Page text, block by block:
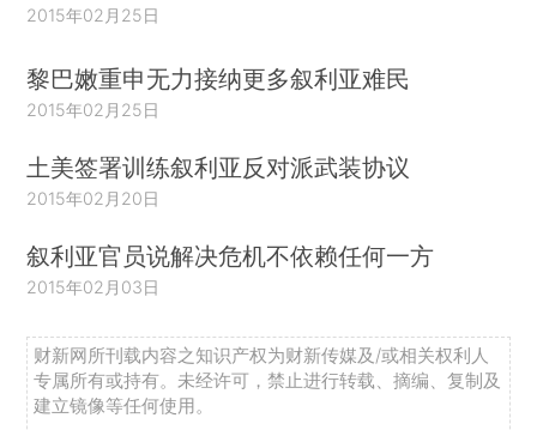
2015年02月25日
黎巴嫩重申无力接纳更多叙利亚难民
2015年02月25日
土美签署训练叙利亚反对派武装协议
2015年02月20日
叙利亚官员说解决危机不依赖任何一方
2015年02月03日
财新网所刊载内容之知识产权为财新传媒及/或相关权利人
专属所有或持有。未经许可，禁止进行转载、摘编、复制及
建立镜像等任何使用。